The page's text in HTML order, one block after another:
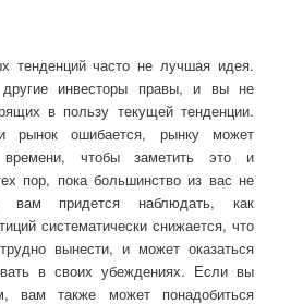
тенденций часто не лучшая идея.
инвесторы правы, и вы не
в пользу текущей тенденции.
рынок ошибается, рынку может
времени, чтобы заметить это и
пор, пока большинство из вас не
вам придется наблюдать, как
систематически снижается, что
вынести, и может оказаться
в своих убеждениях. Если вы
вам также может понадобиться